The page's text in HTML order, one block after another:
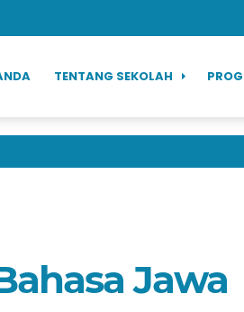
TENTANG SEKOLAH
Jawa